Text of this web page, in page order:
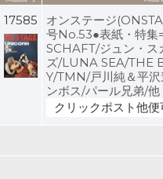
ログイン
17585
オンステージ
号No.53●表紙・特
SCHAFT/ジュン・ス
ズ/LUNA SEA/THE
Y/TMN/戸川純＆平
ンボス/パール兄弟/他
クリックポスト他便